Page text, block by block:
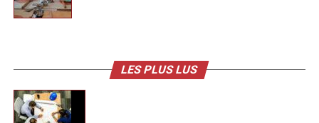
LES PLUS LUS